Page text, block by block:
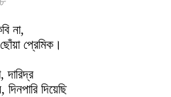
না,
প্রেমিক।
দারিদ্র
দিয়েছি